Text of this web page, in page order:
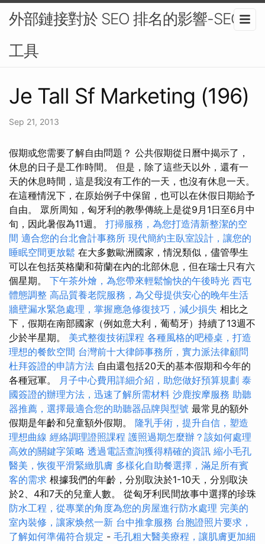
外部鏈接對於 SEO 排名的影響-SEO
工具
Je Tall Sf Marketing (196)
Sep 21, 2013
假期或您需要了解自由問題？ 公共假期從日曆中揭示了，
休息的日子是工作時間。 但是，除了這些天以外，還有一
天的休息時間，這是我沒有工作的一天，也沒有休息一天。
在這種情況下，在原始例子中保留，也可以在休假日期給予
自由。 眾所周知，匈牙利的教學傳統上是從9月1日至6月中
旬，因此暑假為11週。 打掃服務，為您打造清新整潔的空
間 適合您的台北會計事務所 現代簡約主臥室設計，讓您的
睡眠空間更放鬆 在大多數歐洲國家，情況類似，儘管學生
可以在包括英格蘭和荷蘭在內的北部休息，但在瑞士只有六
個星期。 下午茶外燴，為您帶來輕鬆愉快的午後時光 西屯
體態調整 高品質養老院服務，為父母提供安心的晚年生活
牆壁漏水緊急處理，掌握應急修復技巧，減少損失 相比之
下，假期在南部國家（例如意大利，葡萄牙）持續了13週不
少於半星期。 美式整復技術課程 各種風格的吧檯桌，打造
理想的餐飲空間 台灣前十大律師事務所，實力派法律顧問
杜拜簽證的申請方法 自由還包括20天的基本假期和今年的
各種冠軍。 月子中心費用詳細介紹，助您做好預算規劃 泰
國簽證的辦理方法，迅速了解所需材料 沙鹿按摩服務 助聽
器推薦，選擇最適合您的助聽器品牌與型號 最常見的額外
假期是年齡和兒童額外假期。 隆乳手術，提升自信，塑造
理想曲線 經絡調理證照課程 護照過期怎麼辦？該如何處理
高效的關鍵字策略 透過電話查詢獲得精確的資訊 縮小毛孔
醫美，恢復平滑緊緻肌膚 多樣化自助餐選擇，滿足所有賓
客的需求 根據我們的年齡，分別取決於1-10天，分別取決
於2、4和7天的兒童人數。 從匈牙利民間故事中選擇的珍珠
防水工程，從專業的角度為您的房屋進行防水處理 完美的
室內裝修，讓家焕然一新 台中推拿服務 台胞證照片要求，
了解如何準備符合規定 - 毛孔粗大醫美療程，讓肌膚更加細